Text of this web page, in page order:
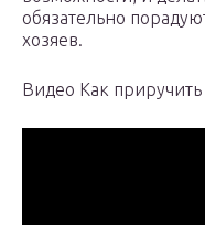
обязательно
хозяев.
Видео Как